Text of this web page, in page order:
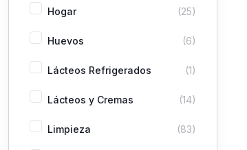
Hogar (25)
Huevos (6)
Lácteos Refrigerados (1)
Lácteos y Cremas (14)
Limpieza (83)